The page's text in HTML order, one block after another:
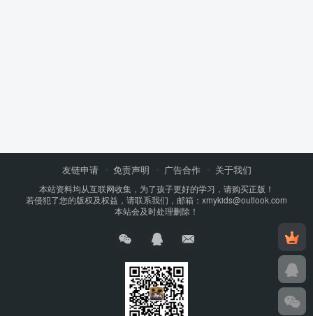
友链申请 免责声明 广告合作 关于我们
本站资料均从互联网收集，为了孩子更好的学习，请购买正版！
若侵犯了您的版权及权益，请联系我们，邮箱：xmykids@outlook.com
本站会及时处理删除！